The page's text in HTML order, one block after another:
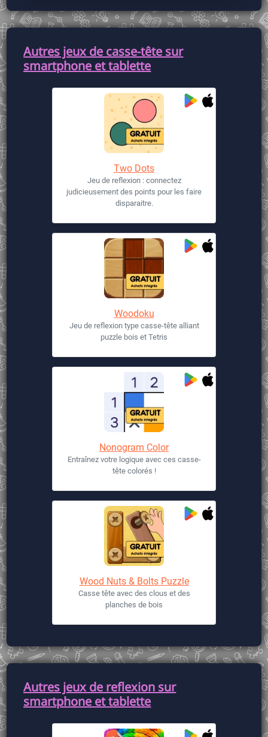
Autres jeux de casse-tête sur
smartphone et tablette
Two Dots
Jeu de reflexion : connectez
judicieusement des points pour les faire
disparaitre.
Woodoku
Jeu de reflexion type casse-tête alliant
puzzle bois et Tetris
Nonogram Color
Entraînez votre logique avec ces casse-
tête colorés !
Wood Nuts & Bolts Puzzle
Casse tête avec des clous et des
planches de bois
Autres jeux de reflexion sur
smartphone et tablette